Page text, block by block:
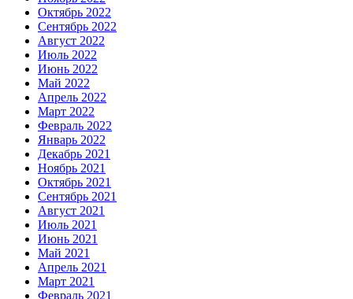
Октябрь 2022
Сентябрь 2022
Август 2022
Июль 2022
Июнь 2022
Май 2022
Апрель 2022
Март 2022
Февраль 2022
Январь 2022
Декабрь 2021
Ноябрь 2021
Октябрь 2021
Сентябрь 2021
Август 2021
Июль 2021
Июнь 2021
Май 2021
Апрель 2021
Март 2021
Февраль 2021